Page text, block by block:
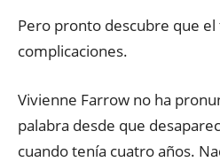
Pero pronto descubre que
complicaciones.
Vivienne Farrow no ha
palabra desde que
cuando tenía cuatro años.